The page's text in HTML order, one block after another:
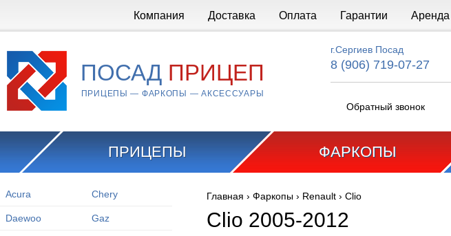
Компания Доставка Оплата Гарантии Аренда
ПОСАД ПРИЦЕП
ПРИЦЕПЫ — ФАРКОПЫ — АКСЕССУАРЫ
г.Сергиев Посад
8 (906) 719-07-27
Обратный звонок
ПРИЦЕПЫ ФАРКОПЫ
Acura Chery
Daewoo Gaz
Вы здесь
Главная › Фаркопы › Renault › Clio
Clio 2005-2012